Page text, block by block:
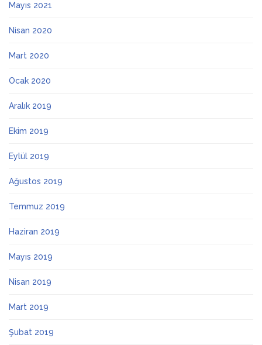
Mayıs 2021
Nisan 2020
Mart 2020
Ocak 2020
Aralık 2019
Ekim 2019
Eylül 2019
Ağustos 2019
Temmuz 2019
Haziran 2019
Mayıs 2019
Nisan 2019
Mart 2019
Şubat 2019